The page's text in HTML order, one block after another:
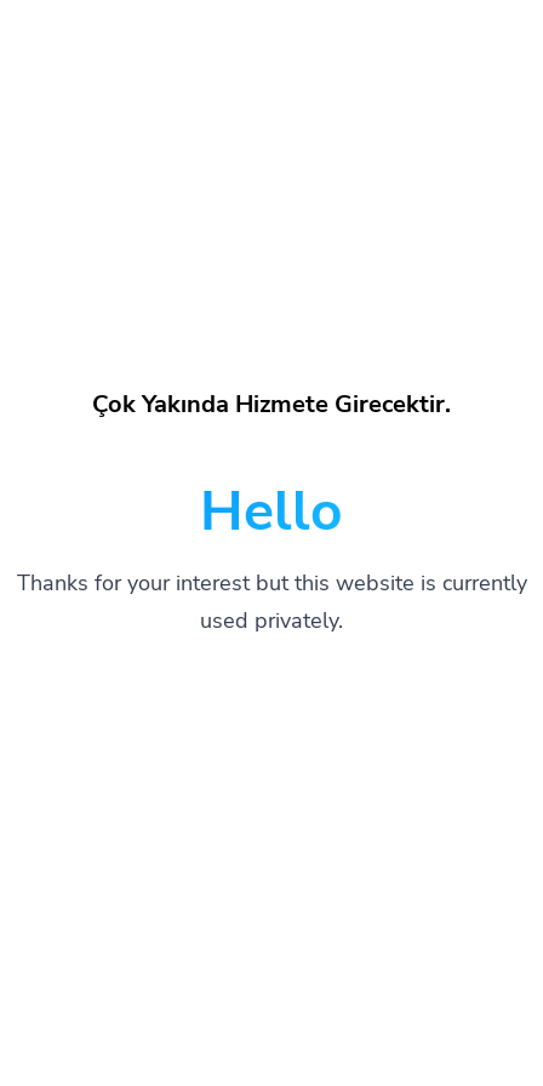
Çok Yakında Hizmete Girecektir.
Hello
Thanks for your interest but this website is currently
used privately.